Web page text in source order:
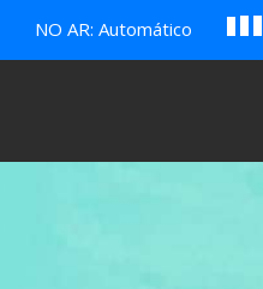
NO AR: Automático B c